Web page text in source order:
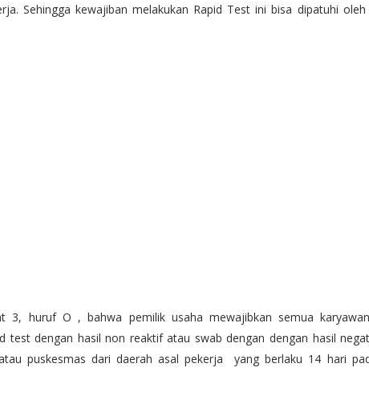
Sehingga kewajiban melakukan Rapid Test ini bisa dipatuhi oleh
3, huruf O , bahwa pemilik usaha mewajibkan semua
test dengan hasil non reaktif atau swab dengan dengan hasil
puskesmas dari daerah asal pekerja yang berlaku 14 hari